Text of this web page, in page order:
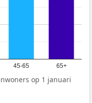
45-65 65+
op 1 januari